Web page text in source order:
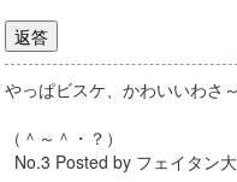
やっぱビスケ
（＾～＾・？）
No.3 Posted by フェイタン